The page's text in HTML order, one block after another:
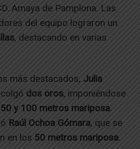
Amaya de Pamplona. Las
del equipo lograron un
, destacando en varias
más destacados, Julia
dos oros, imponiéndose
50 y 100 metros mariposa.
Raúl Ochoa Gómara, que se
en los 50 metros mariposa.